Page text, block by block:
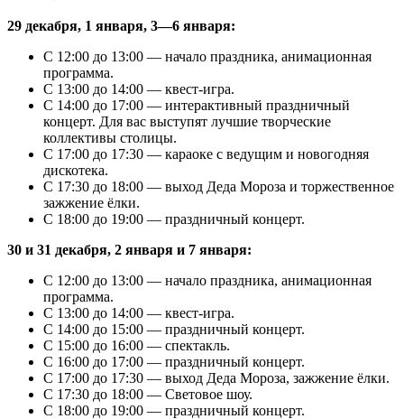
29 декабря, 1 января, 3—6 января:
С 12:00 до 13:00 — начало праздника, анимационная
программа.
С 13:00 до 14:00 — квест-игра.
С 14:00 до 17:00 — интерактивный праздничный
концерт. Для вас выступят лучшие творческие
коллективы столицы.
С 17:00 до 17:30 — караоке с ведущим и новогодняя
дискотека.
С 17:30 до 18:00 — выход Деда Мороза и торжественное
зажжение ёлки.
С 18:00 до 19:00 — праздничный концерт.
30 и 31 декабря, 2 января и 7 января:
С 12:00 до 13:00 — начало праздника, анимационная
программа.
С 13:00 до 14:00 — квест-игра.
С 14:00 до 15:00 — праздничный концерт.
С 15:00 до 16:00 — спектакль.
С 16:00 до 17:00 — праздничный концерт.
С 17:00 до 17:30 — выход Деда Мороза, зажжение ёлки.
С 17:30 до 18:00 — Световое шоу.
С 18:00 до 19:00 — праздничный концерт.